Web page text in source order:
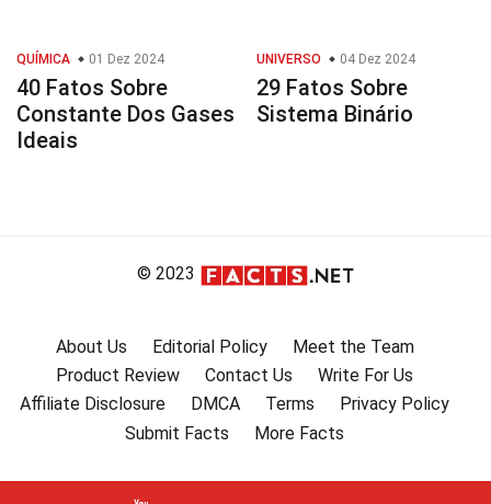
QUÍMICA 01 Dez 2024
40 Fatos Sobre
Constante Dos Gases
Ideais
UNIVERSO 04 Dez 2024
29 Fatos Sobre
Sistema Binário
© 2023
About Us Editorial Policy
Meet the Team
Product Review
Contact Us
Write For Us
Affiliate Disclosure
DMCA Terms
Privacy Policy
Submit Facts
More Facts